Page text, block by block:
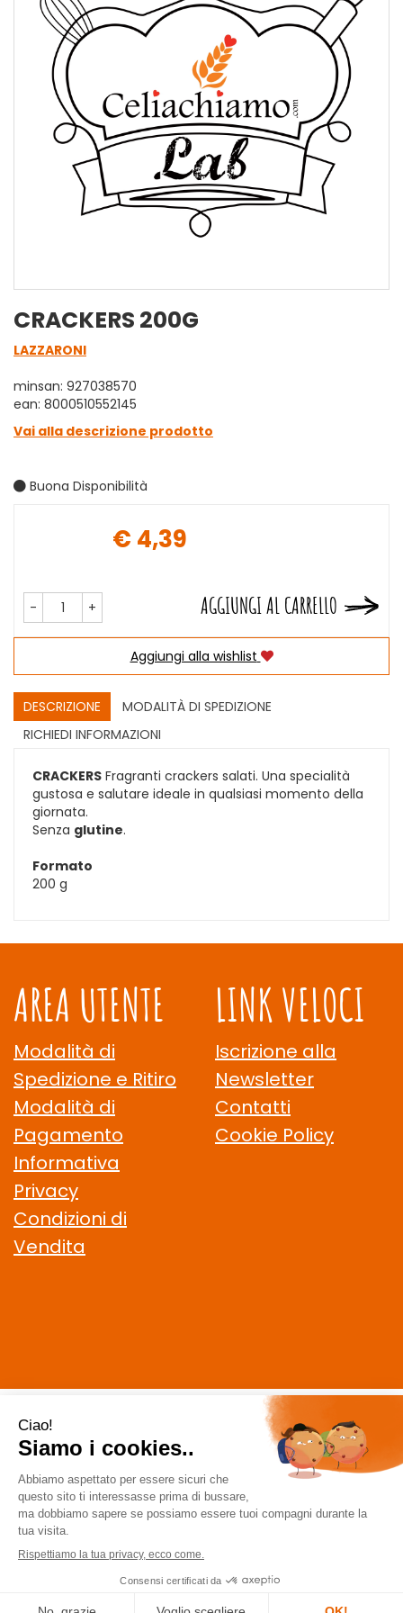
CRACKERS 200G
LAZZARONI
minsan: 927038570
ean: 8000510552145
Vai alla descrizione prodotto
Buona Disponibilità
€ 4,39
- + AGGIUNGI AL CARRELLO
Aggiungi alla wishlist
DESCRIZIONE
MODALITÀ DI SPEDIZIONE
RICHIEDI INFORMAZIONI
CRACKERS Fragranti crackers salati. Una specialità
gustosa e salutare ideale in qualsiasi momento della
giornata.
Senza glutine.
Formato
200 g
AREA UTENTE
Modalità di
Spedizione e Ritiro
Modalità di
Pagamento
Informativa
Privacy
Condizioni di
Vendita
LINK VELOCI
Iscrizione alla
Newsletter
Contatti
Cookie Policy
CELIACHIAMO.COM SRL
- VIA DELLA MAGLIANA, 183 00146
Roma (RM)
staff @ celiachiamo.com
| Tel.: 065506174| P.Iva:
10901621002 | Numero R.E.A.: 1212664
Prenofa